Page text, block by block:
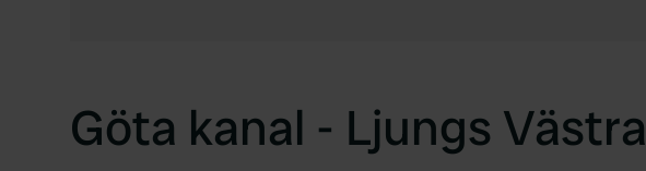
Göta kanal - Ljungs Västra